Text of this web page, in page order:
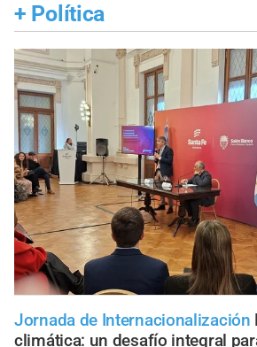
+ Política
Jornada de Internacionalización
climática: un desafío integral